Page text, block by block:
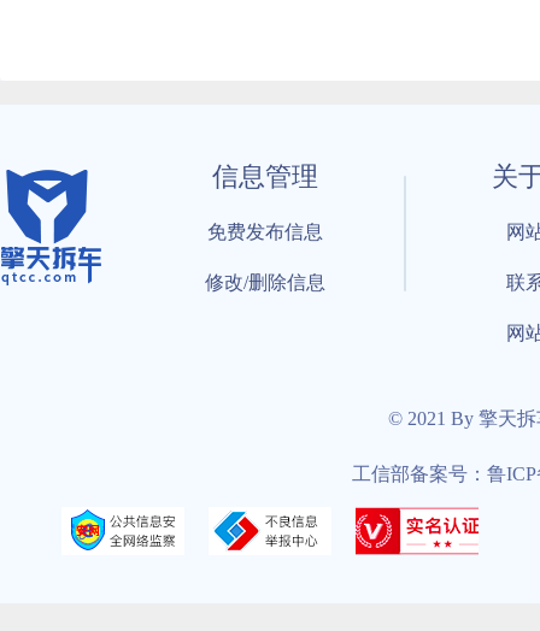
信息管理
免费发布信息
修改/删除信息
关
网
联
网
© 2021 By 擎天
工信部备案号：鲁